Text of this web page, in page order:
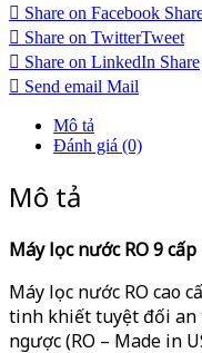
Share on Facebook
Share on TwitterTweet
Share on LinkedIn Share
Send email Mail
Mô tả
Đánh giá (0)
Mô tả
Máy lọc nước RO9cấp
Máy lọc nước RO cao
tinh khiết tuyệt đối an
ngược (RO – Made in